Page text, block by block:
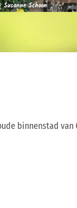
Schoon
binnenstad van